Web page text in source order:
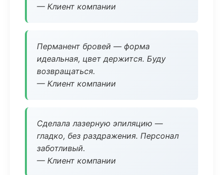
— Клиент компании
Перманент бровей — форма
идеальная, цвет держится. Буду
возвращаться.
— Клиент компании
Сделала лазерную эпиляцию —
гладко, без раздражения. Персонал
заботливый.
— Клиент компании